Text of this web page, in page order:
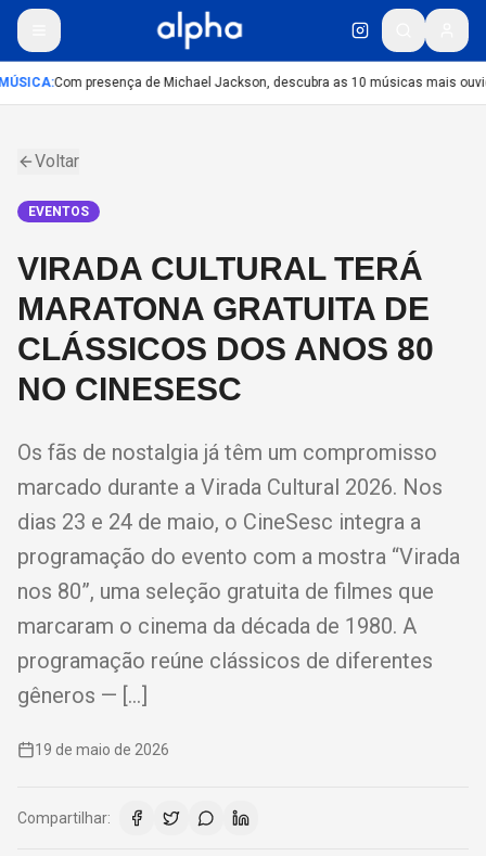
:Com presença de Michael Jackson, descubra as 10 músicas mais
Voltar
EVENTOS
VIRADA CULTURAL TERÁ
MARATONA GRATUITA DE
CLÁSSICOS DOS ANOS 80
NO CINESESC
Os fãs de nostalgia já têm um compromisso
marcado durante a Virada Cultural 2026. Nos
dias 23 e 24 de maio, o CineSesc integra a
programação do evento com a mostra “Virada
nos 80”, uma seleção gratuita de filmes que
marcaram o cinema da década de 1980. A
programação reúne clássicos de diferentes
gêneros — […]
19 de maio de 2026
Compartilhar: